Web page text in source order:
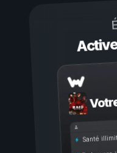
Santé